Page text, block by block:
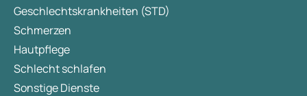
Geschlechtskrankheiten (STD)
Schmerzen
Hautpflege
Schlecht schlafen
Sonstige Dienste